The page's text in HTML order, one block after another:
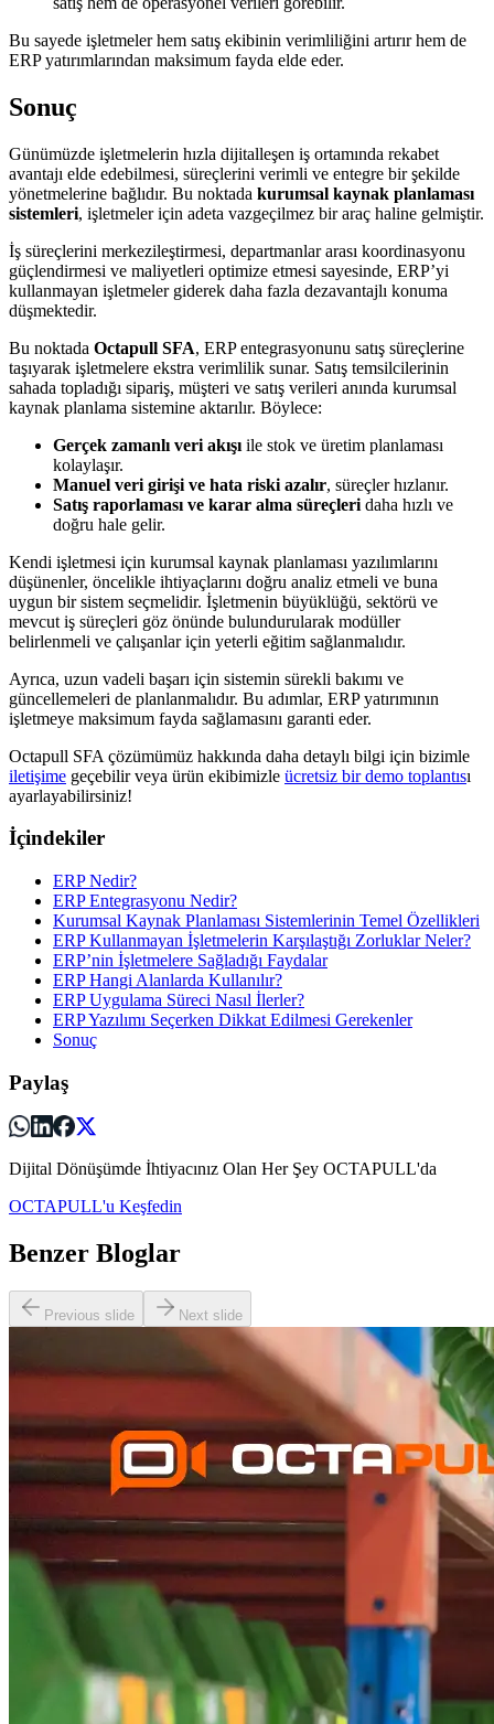
Bu sayede işletmeler hem satış ekibinin verimliliğini artırır hem de
ERP yatırımlarından maksimum fayda elde eder.
Sonuç
Günümüzde işletmelerin hızla dijitalleşen iş ortamında rekabet
avantajı elde edebilmesi, süreçlerini verimli ve entegre bir şekilde
yönetmelerine bağlıdır. Bu noktada kurumsal kaynak planlaması
sistemleri, işletmeler için adeta vazgeçilmez bir araç haline gelmiştir.
İş süreçlerini merkezileştirmesi, departmanlar arası koordinasyonu
güçlendirmesi ve maliyetleri optimize etmesi sayesinde, ERP’yi
kullanmayan işletmeler giderek daha fazla dezavantajlı konuma
düşmektedir.
Bu noktada Octapull SFA, ERP entegrasyonunu satış süreçlerine
taşıyarak işletmelere ekstra verimlilik sunar. Satış temsilcilerinin
sahada topladığı sipariş, müşteri ve satış verileri anında kurumsal
kaynak planlama sistemine aktarılır. Böylece:
Gerçek zamanlı veri akışı ile stok ve üretim planlaması
kolaylaşır.
Manuel veri girişi ve hata riski azalır, süreçler hızlanır.
Satış raporlaması ve karar alma süreçleri daha hızlı ve
doğru hale gelir.
Kendi işletmesi için kurumsal kaynak planlaması yazılımlarını
düşünenler, öncelikle ihtiyaçlarını doğru analiz etmeli ve buna
uygun bir sistem seçmelidir. İşletmenin büyüklüğü, sektörü ve
mevcut iş süreçleri göz önünde bulundurularak modüller
belirlenmeli ve çalışanlar için yeterli eğitim sağlanmalıdır.
Ayrıca, uzun vadeli başarı için sistemin sürekli bakımı ve
güncellemeleri de planlanmalıdır. Bu adımlar, ERP yatırımının
işletmeye maksimum fayda sağlamasını garanti eder.
Octapull SFA çözümümüz hakkında daha detaylı bilgi için bizimle
iletişime geçebilir veya ürün ekibimizle ücretsiz bir demo toplantısı
ayarlayabilirsiniz!
İçindekiler
ERP Nedir?
ERP Entegrasyonu Nedir?
Kurumsal Kaynak Planlaması Sistemlerinin Temel Özellikleri
ERP Kullanmayan İşletmelerin Karşılaştığı Zorluklar Neler?
ERP’nin İşletmelere Sağladığı Faydalar
ERP Hangi Alanlarda Kullanılır?
ERP Uygulama Süreci Nasıl İlerler?
ERP Yazılımı Seçerken Dikkat Edilmesi Gerekenler
Sonuç
Paylaş
Dijital Dönüşümde İhtiyacınız Olan Her Şey OCTAPULL'da
OCTAPULL'u Keşfedin
Benzer Bloglar
Previous slide Next slide